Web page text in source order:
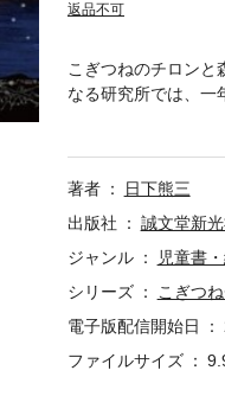
返品不可
こぎつねのチロン
なる研究所では、一
ずらしい天文の現
しました。 その後
ルで、最優秀賞を受
として上映されるま
著者
日下熊三
出版社
誠文堂新
ジャンル
児童書
シリーズ
こぎつ
電子版配信開始日
ファイルサイズ